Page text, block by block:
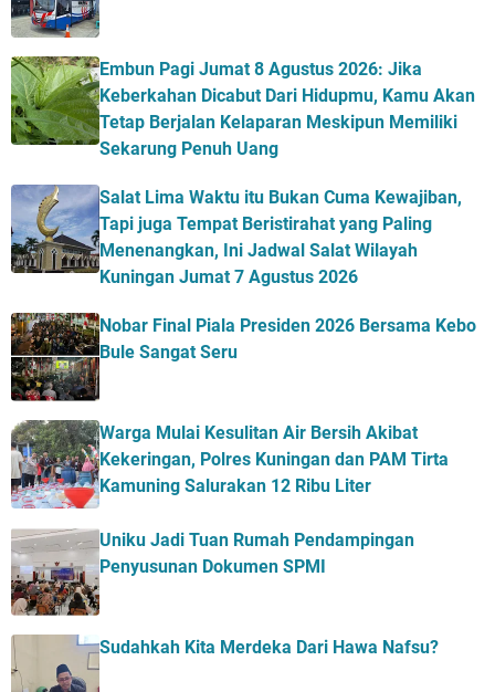
Embun Pagi Jumat 8 Agustus 2026: Jika
Keberkahan Dicabut Dari Hidupmu, Kamu Akan
Tetap Berjalan Kelaparan Meskipun Memiliki
Sekarung Penuh Uang
Salat Lima Waktu itu Bukan Cuma Kewajiban,
Tapi juga Tempat Beristirahat yang Paling
Menenangkan, Ini Jadwal Salat Wilayah
Kuningan Jumat 7 Agustus 2026
Nobar Final Piala Presiden 2026 Bersama Kebo
Bule Sangat Seru
Warga Mulai Kesulitan Air Bersih Akibat
Kekeringan, Polres Kuningan dan PAM Tirta
Kamuning Salurakan 12 Ribu Liter
Uniku Jadi Tuan Rumah Pendampingan
Penyusunan Dokumen SPMI
Sudahkah Kita Merdeka Dari Hawa Nafsu?